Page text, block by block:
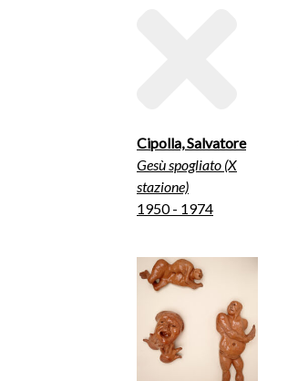
Cipolla, Salvatore
Gesù spogliato (X
stazione)
1950 - 1974